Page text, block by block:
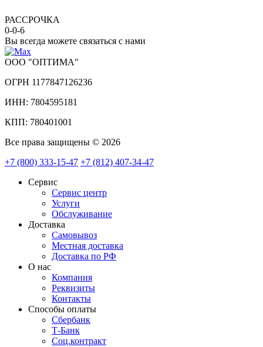
РАССРОЧКА
0-0-6
Вы всегда можете связаться с нами
ООО "ОПТИМА"
ОГРН 1177847126236
ИНН: 7804595181
КПП: 780401001
Все права защищены © 2026
+7 (800) 333-15-47 +7 (812) 407-34-47
Сервис
Сервис центр
Услуги
Обслуживание
Доставка
Самовывоз
Местная доставка
Доставка по РФ
О нас
Компания
Реквизиты
Контакты
Cпособы оплаты
Сбербанк
Т-Банк
Соц.контракт